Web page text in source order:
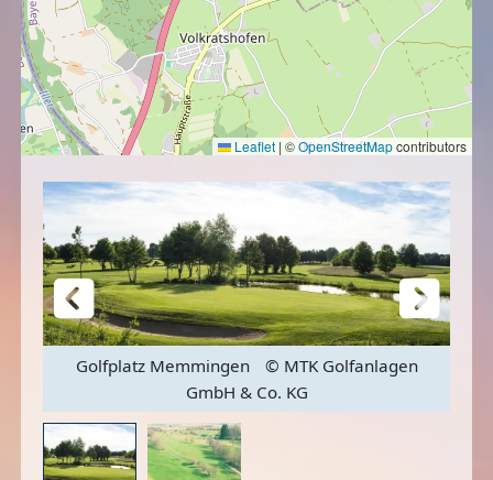
Leaflet | ©OpenStreetMapcontributors
Golfplatz Memmingen
© MTK Golfanlagen
GmbH & Co. KG